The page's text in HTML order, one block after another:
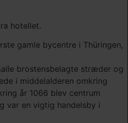
hotellet.
gamle bycentre i Thüringen,
brostensbelagte stræder og
i middelalderen omkring
år 1066 blev centrum
var en vigtig handelsby i